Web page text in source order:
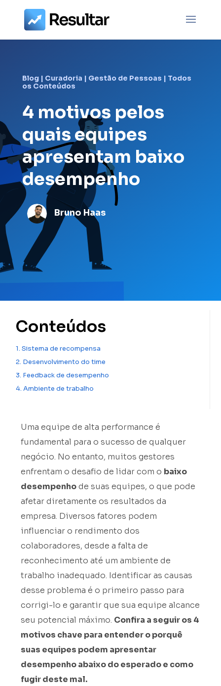
Blog| Curadoria | Gestão de Pessoas | Todos
os Conteúdos
4 motivos pelos
quais equipes
apresentam baixo
desempenho
Bruno Haas
Conteúdos
1. Sistema de recompensa
2. Desenvolvimento do time
3. Feedback de desempenho
4. Ambiente de trabalho
Uma equipe de alta performance é
fundamental para o sucesso de qualquer
negócio. No entanto, muitos gestores
enfrentam o desafio de lidar com o baixo
desempenhode suas equipes, o que pode
afetar diretamente os resultados da
empresa. Diversos fatores podem
influenciar o rendimento dos
colaboradores, desde a falta de
reconhecimento até um ambiente de
trabalho inadequado. Identificar as causas
desse problema é o primeiro passo para
corrigi-lo e garantir que sua equipe alcance
seu potencial máximo. Confira a seguir os 4
motivos chave para entender o porquê
suas equipes podem apresentar
desempenho abaixo do esperado e como
fugir deste mal.